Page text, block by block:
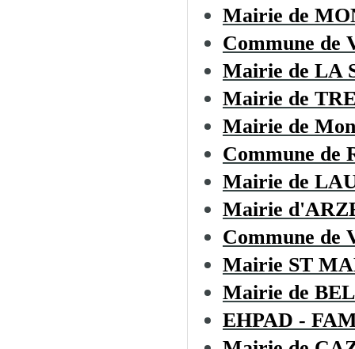
Mairie de
Commune
Mairie de LA
Mairie de
Mairie de
Commune de
Mairie de
Mairie
Commune
Mairie ST
Mairie de
EHPAD -